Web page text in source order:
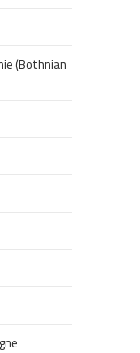
(Bothnian